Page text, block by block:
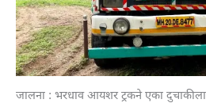
जालना : भरधाव आयशर ट्रकने एका